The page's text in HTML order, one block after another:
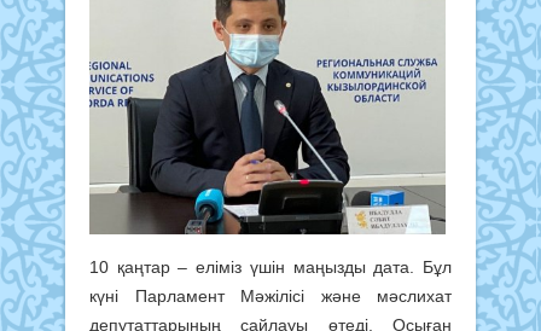
10 қаңтар – еліміз үшін маңызды дата. Бұл
күні Парламент Мәжілісі және мәслихат
депутаттарының сайлауы өтеді. Осыған